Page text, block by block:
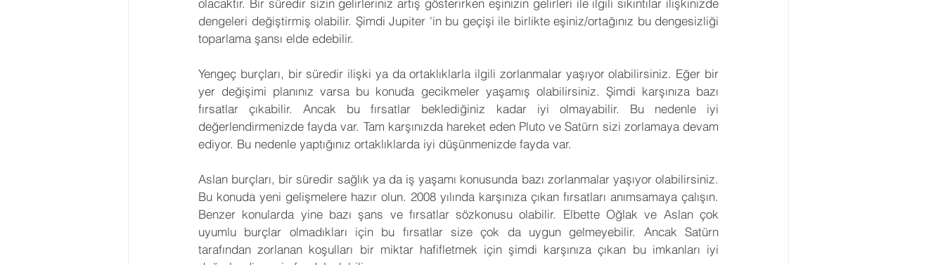
olacaktır. Bir süredir sizin gelirleriniz artış gösterirken eşinizin gelirleri ile ilgili sıkıntılar ilişkinizde
dengeleri değiştirmiş olabilir. Şimdi Jupiter 'in bu geçişi ile birlikte eşiniz/ortağınız bu dengesizliği
toparlama şansı elde edebilir.
Yengeç burçları, bir süredir ilişki ya da ortaklıklarla ilgili zorlanmalar yaşıyor olabilirsiniz. Eğer bir
yer değişimi planınız varsa bu konuda gecikmeler yaşamış olabilirsiniz. Şimdi karşınıza bazı
fırsatlar çıkabilir. Ancak bu fırsatlar beklediğiniz kadar iyi olmayabilir. Bu nedenle iyi
değerlendirmenizde fayda var. Tam karşınızda hareket eden Pluto ve Satürn sizi zorlamaya devam
ediyor. Bu nedenle yaptığınız ortaklıklarda iyi düşünmenizde fayda var.
Aslan burçları, bir süredir sağlık ya da iş yaşamı konusunda bazı zorlanmalar yaşıyor olabilirsiniz.
Bu konuda yeni gelişmelere hazır olun. 2008 yılında karşınıza çıkan fırsatları anımsamaya çalışın.
Benzer konularda yine bazı şans ve fırsatlar sözkonusu olabilir. Elbette Oğlak ve Aslan çok
uyumlu burçlar olmadıkları için bu fırsatlar size çok da uygun gelmeyebilir. Ancak Satürn
tarafından zorlanan koşulları bir miktar hafifletmek için şimdi karşınıza çıkan bu imkanları iyi